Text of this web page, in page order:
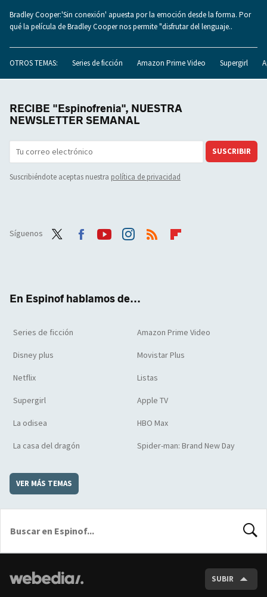
Bradley Cooper:'Sin conexión' apuesta por la emoción desde la forma. Por
qué la película de Bradley Cooper nos permite "disfrutar del lenguaje..
OTROS TEMAS: Series de ficción Amazon Prime Video Supergirl
RECIBE "Espinofrenia", NUESTRA
NEWSLETTER SEMANAL
SUSCRIBIR
Suscribiéndote aceptas nuestra política de privacidad
Síguenos
En Espinof hablamos de...
Series de ficción Amazon Prime Video
Disney plus Movistar Plus
Netflix Listas
Supergirl Apple TV
La odisea HBO Max
La casa del dragón Spider-man: Brand New Day
VER MÁS TEMAS
SUBIR